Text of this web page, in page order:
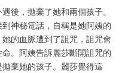
後，拋棄了她和兩個孩子。
神秘電話，自稱是她阿姨的
的血脈遭到了詛咒，詛咒會
。阿姨告訴麗莎斷開詛咒的
棄她的孩子。麗莎覺得這